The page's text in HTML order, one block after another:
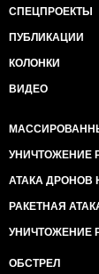
СПЕЦПРОЕКТЫ
ПУБЛИКАЦИИ
КОЛОНКИ
ВИДЕО
УНИЧТОЖЕНИЕ
АТАКА ДРОНОВ
РАКЕТНАЯ
УНИЧТОЖЕНИЕ
ОБСТРЕЛ